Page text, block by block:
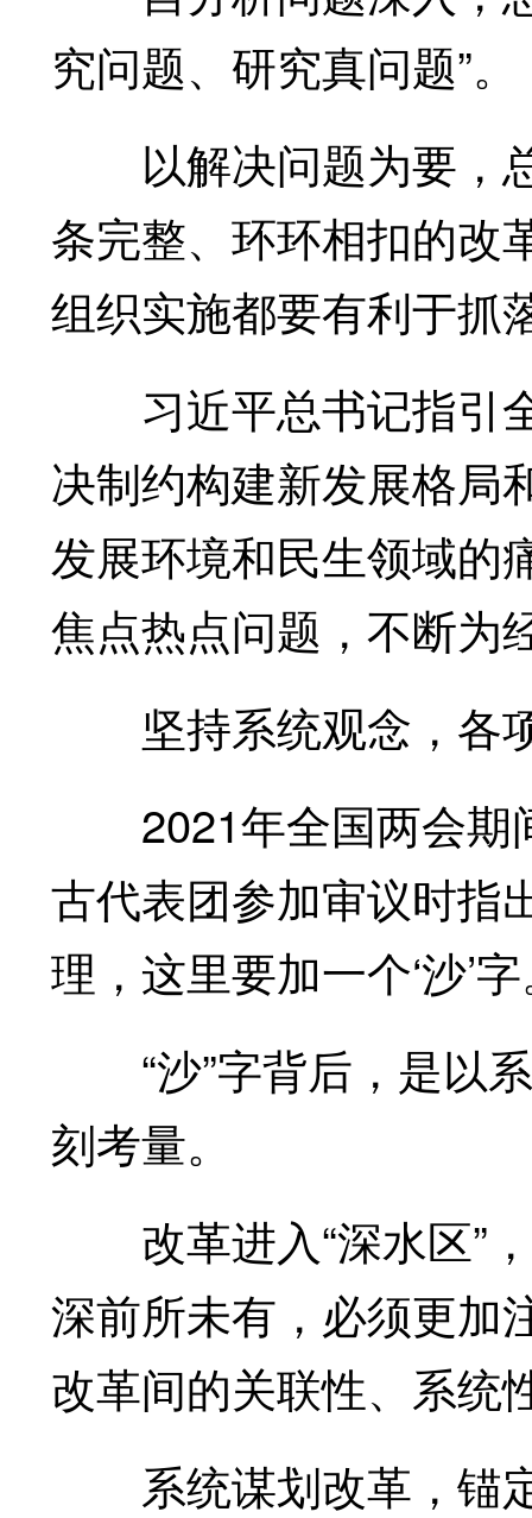
究问题、研究真问题”。
以解决问题为要，总
条完整、环环相扣的改
组织实施都要有利于抓
习近平总书记指引
决制约构建新发展格局
发展环境和民生领域的
焦点热点问题，不断为
坚持系统观念，各
2021年全国两会期
古代表团参加审议时指
理，这里要加一个‘沙’字
“沙”字背后，是以系
刻考量。
改革进入“深水区”，
深前所未有，必须更加
改革间的关联性、系统
系统谋划改革，锚